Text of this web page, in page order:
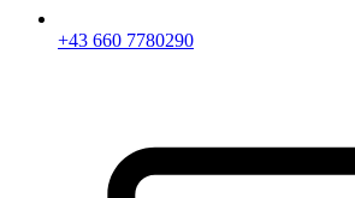
+43 660 7780290